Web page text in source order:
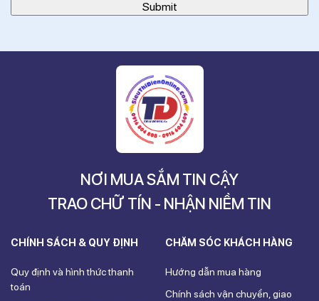
NƠI MUA SẮM TIN CẬY
TRAO CHỮ TÍN - NHẬN NIỀM TIN
CHÍNH SÁCH & QUY ĐỊNH
Quy định và hình thức thanh
toán
CHĂM SÓC KHÁCH HÀNG
Hướng dẫn mua hàng
Chính sách vận chuyển, giao